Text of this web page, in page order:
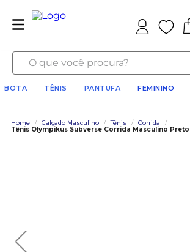
O que você procura?
BOTA TÊNIS PANTUFA FEMININO
Home / Calçado Masculino / Tênis / Corrida
/
Tênis Olympikus Subverse Corrida Masculino Preto